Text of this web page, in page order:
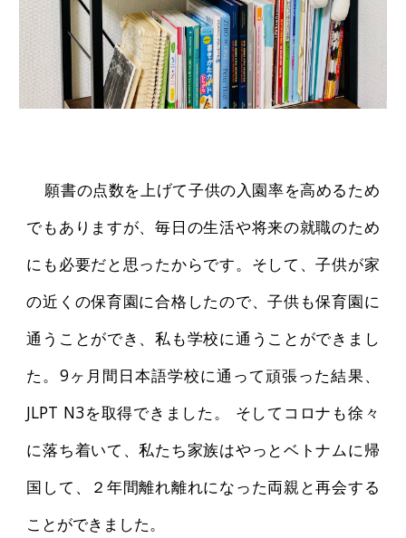
願書の点数を上げて子供の入園率を高めるため
でもありますが、毎日の生活や将来の就職のため
にも必要だと思ったからです。そして、子供が家
の近くの保育園に合格したので、子供も保育園に
通うことができ、私も学校に通うことができまし
た。9ヶ月間日本語学校に通って頑張った結果、
JLPT N3を取得できました。 そしてコロナも徐々
に落ち着いて、私たち家族はやっとベトナムに帰
国して、２年間離れ離れになった両親と再会する
ことができました。